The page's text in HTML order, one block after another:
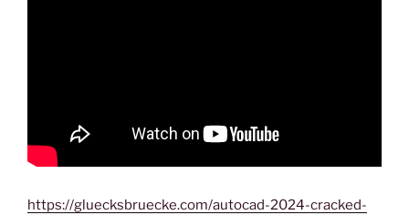
https://gluecksbruecke.com/autocad-2024-cracked-